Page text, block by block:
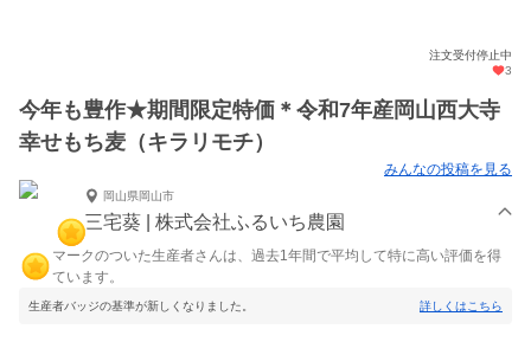
注文受付停止中
3
今年も豊作★期間限定特価＊令和7年産岡山西大寺
幸せもち麦（キラリモチ）
みんなの投稿を見る
岡山県岡山市
三宅葵 | 株式会社ふるいち農園
マークのついた生産者さんは、過去1年間で平均して特に高い評価を得
ています。
生産者バッジの基準が新しくなりました。 詳しくはこちら